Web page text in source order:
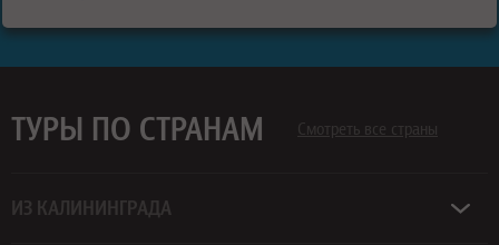
ТУРЫ ПО СТРАНАМ Смотреть все страны
ИЗ КАЛИНИНГРАДА